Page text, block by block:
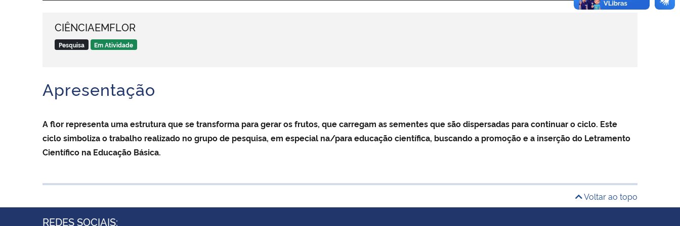
CIÊNCIAEMFLOR
Pesquisa Em Atividade
Apresentação
A flor representa uma estrutura que se transforma para gerar os frutos, que carregam as sementes que são dispersadas para continuar o ciclo. Este
ciclo simboliza o trabalho realizado no grupo de pesquisa, em especial na/para educação científica, buscando a promoção e a inserção do Letramento
Científico na Educação Básica.
Voltar ao topo
REDES SOCIAIS: